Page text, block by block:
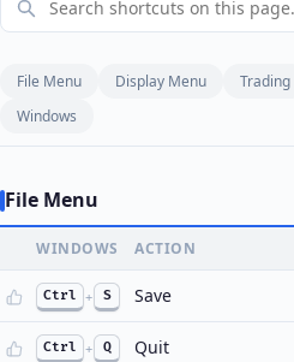
File Menu Display Menu Trading
Windows
File Menu
WINDOWS ACTION
Ctrl + S Save
Ctrl + Q Quit